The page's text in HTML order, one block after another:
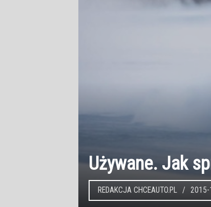
Używane. Jak
REDAKCJA CHCEAUTO.PL